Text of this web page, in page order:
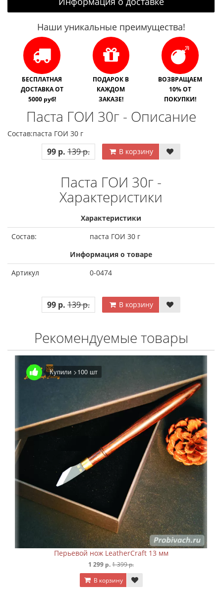
Наши уникальные преимущества!
БЕСПЛАТНАЯ
ДОСТАВКА ОТ
5000 руб!
ПОДАРОК В
КАЖДОМ
ЗАКАЗЕ!
ВОЗВРАЩАЕМ
10% ОТ
ПОКУПКИ!
Паста ГОИ 30г - Описание
Состав:паста ГОИ 30 г
99 р. 139 р. В корзину
Паста ГОИ 30г -
Характеристики
Характеристики
Состав:
паста ГОИ 30 г
Информация о товаре
Артикул
0-0474
99 р. 139 р. В корзину
Рекомендуемые товары
Купили >100 шт
Перьевой нож LeatherCraft 13 мм
1 299 р.1 399 р.
В корзину